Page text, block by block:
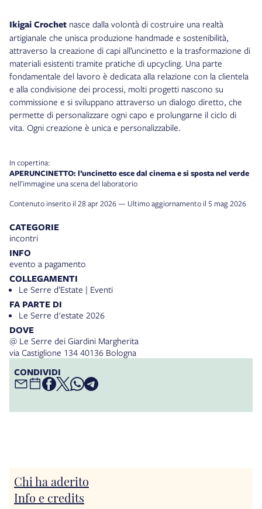
Ikigai Crochet nasce dalla volontà di costruire una realtà
artigianale che unisca produzione handmade e sostenibilità,
attraverso la creazione di capi all’uncinetto e la trasformazione di
materiali esistenti tramite pratiche di upcycling. Una parte
fondamentale del lavoro è dedicata alla relazione con la clientela
e alla condivisione dei processi, molti progetti nascono su
commissione e si sviluppano attraverso un dialogo diretto, che
permette di personalizzare ogni capo e prolungarne il ciclo di
vita. Ogni creazione è unica e personalizzabile.
CATEGORIE
incontri
INFO
evento a pagamento
COLLEGAMENTI
Le Serre d’Estate | Eventi
FA PARTE DI
Le Serre d'estate 2026
DOVE
@ Le Serre dei Giardini Margherita
via Castiglione 134 40136 Bologna
CONDIVIDI
In copertina:
APERUNCINETTO: l’uncinetto esce dal cinema e si sposta nel verde
nell’immagine una scena del laboratorio
Contenuto inserito il 28 apr 2026 — Ultimo aggiornamento il 5 mag 2026
Chi ha aderito
Info e credits